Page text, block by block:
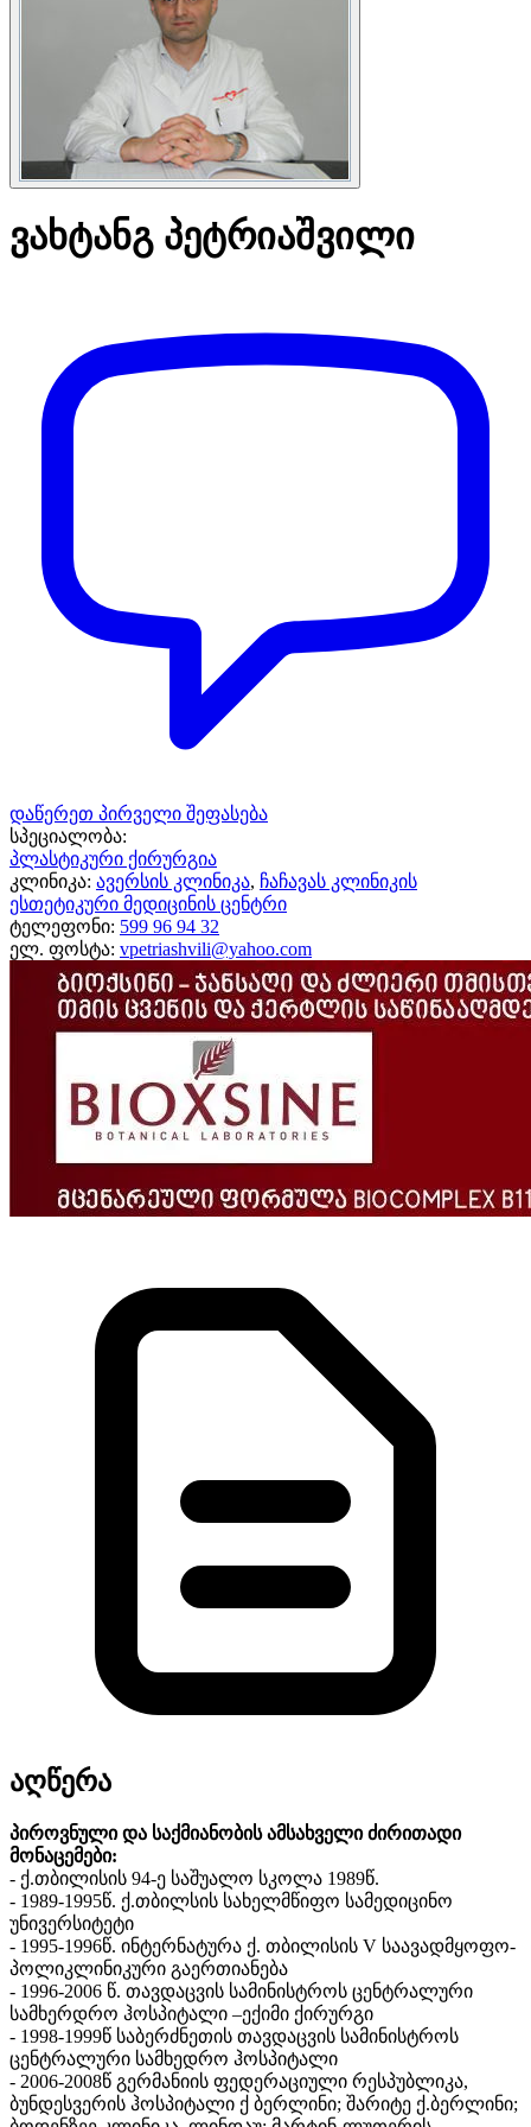
ვახტანგ პეტრიაშვილი
დაწერეთ პირველი შეფასება
სპეციალობა:
პლასტიკური ქირურგია
კლინიკა: ავერსის კლინიკა, ჩაჩავას კლინიკის
ესთეტიკური მედიცინის ცენტრი
ტელეფონი: 599 96 94 32
ელ. ფოსტა: vpetriashvili@yahoo.com
აღწერა
პიროვნული და საქმიანობის ამსახველი ძირითადი
მონაცემები:
- ქ.თბილისის 94-ე საშუალო სკოლა 1989წ.
- 1989-1995წ. ქ.თბილსის სახელმწიფო სამედიცინო
უნივერსიტეტი
- 1995-1996წ. ინტერნატურა ქ. თბილისის V საავადმყოფო-
პოლიკლინიკური გაერთიანება
- 1996-2006 წ. თავდაცვის სამინისტროს ცენტრალური
სამხერდრო ჰოსპიტალი –ექიმი ქირურგი
- 1998-1999წ საბერძნეთის თავდაცვის სამინისტროს
ცენტრალური სამხედრო ჰოსპიტალი
- 2006-2008წ გერმანიის ფედერაციული რესპუბლიკა,
ბუნდესვერის ჰოსპიტალი ქ ბერლინი; შარიტე ქ.ბერლინი;